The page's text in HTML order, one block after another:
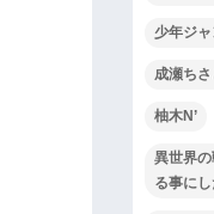
少年ジャ
成瀬ちさ
柚木N’
異世界
る事にし